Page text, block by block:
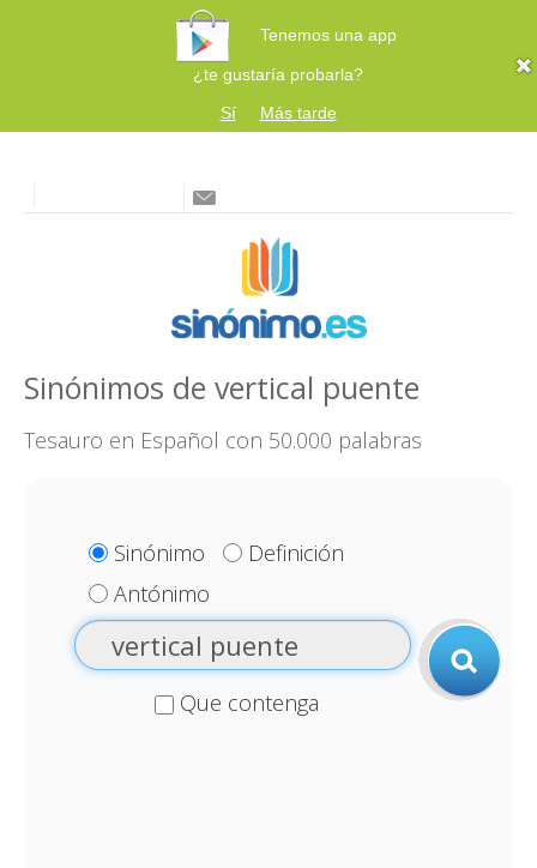
Tenemos una app
¿te gustaría probarla?
Sí
Más tarde
Sinónimos de vertical puente
Tesauro en Español con 50.000 palabras
Sinónimo
Definición
Antónimo
Que contenga